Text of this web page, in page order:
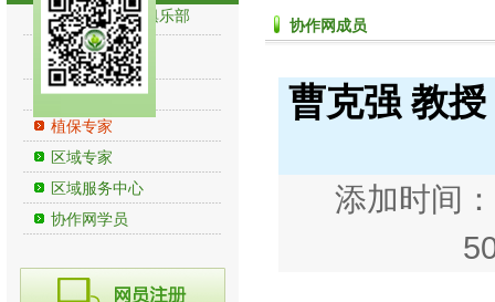
苹果安全生产俱乐部
(ASPC)
苹果生产
农资企业
植保专家
区域专家
区域服务中心
协作网学员
协作网成员
曹克强 教
添加时间